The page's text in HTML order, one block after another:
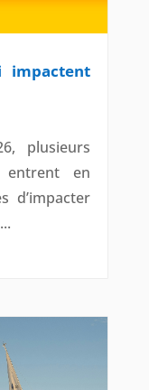
impactent
plusieurs
entrent en
d’impacter